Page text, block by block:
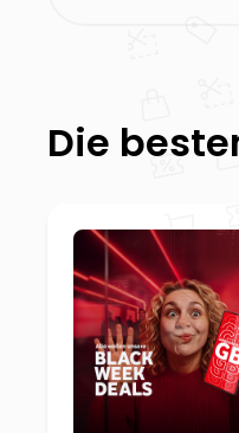
Die